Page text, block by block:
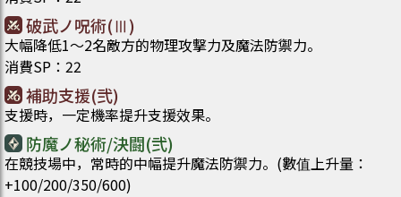
破武ノ呪術(Ⅲ)
大幅降低1～2名敵方的物理攻撃力及魔法防禦力。
消費SP ： 22
補助支援(弐)
支援時，一定機率提升支援效果。
防魔ノ秘術/決闘(弐)
在競技場中，常時的中幅提升魔法防禦力。(數值上升量：
+100/200/350/600)